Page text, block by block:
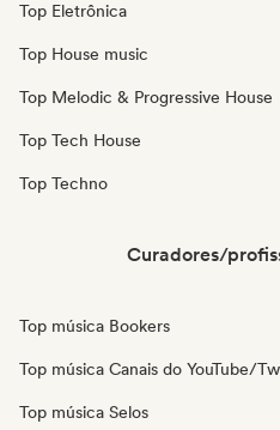
Top Eletrônica
Top House music
Top Melodic & Progressive House
Top Tech House
Top Techno
Curadores/
Top música Bookers
Top música Canais do YouTube/
Top música Selos